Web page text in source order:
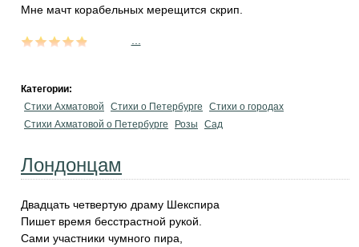
Мне мачт корабельных мерещится скрип.
Категории:
Стихи Ахматовой
Стихи о Петербурге
Стихи о городах
Стихи Ахматовой о Петербурге
Розы Сад
Лондонцам
Двадцать четвертую драму Шекспира
Пишет время бесстрастной рукой.
Сами участники чумного пира,